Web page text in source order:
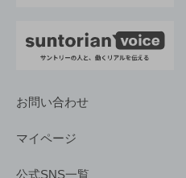
お問い合わせ
マイページ
公式SNS一覧